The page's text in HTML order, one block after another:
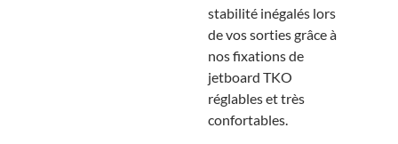
stabilité inégalés lors
de vos sorties grâce à
nos fixations de
jetboard TKO
réglables et très
confortables.